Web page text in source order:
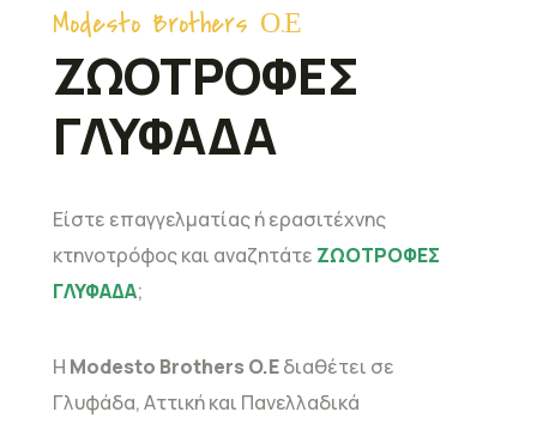
Modesto Brothers Ο.Ε
ΖΩΟΤΡΟΦΕΣ
ΓΛΥΦΑΔΑ
Είστε επαγγελματίας ή ερασιτέχνης
κτηνοτρόφος και αναζητάτε ΖΩΟΤΡΟΦΕΣ
ΓΛΥΦΑΔΑ;
Η Modesto Brothers O.Eδιαθέτει σε
Γλυφάδα, Αττική και Πανελλαδικά